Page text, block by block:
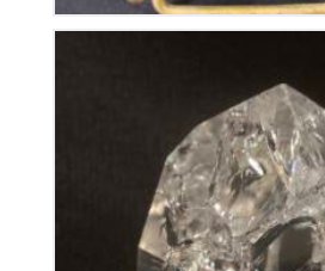
Pointe retaillée en Cristal
28€